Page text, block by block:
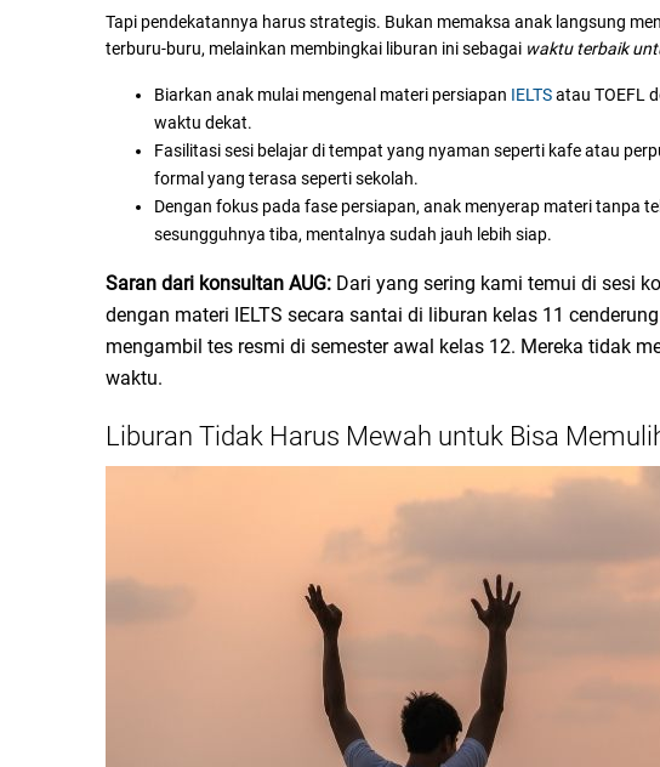
Tapi pendekatannya harus strategis. Bukan memaksa anak langsung
terburu-buru, melainkan membingkai liburan ini sebagai waktu terbaik
Biarkan anak mulai mengenal materi persiapan IELTSatau TOEFL
waktu dekat.
Fasilitasi sesi belajar di tempat yang nyaman seperti kafe atau
formal yang terasa seperti sekolah.
Dengan fokus pada fase persiapan, anak menyerap materi tanpa
sesungguhnya tiba, mentalnya sudah jauh lebih siap.
Saran dari konsultan AUG: Dari yang sering kami temui di sesi
dengan materi IELTS secara santai di liburan kelas 11
mengambil tes resmi di semester awal kelas 12. Mereka tidak
waktu.
Liburan Tidak Harus Mewah untuk Bisa